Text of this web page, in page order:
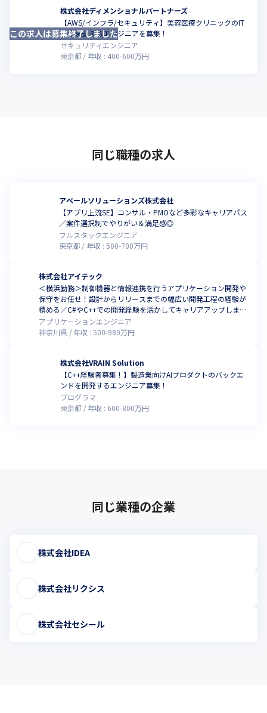
株式会社ディメンショナルパートナーズ
【AWS/インフラ/セキュリティ】美容医療クリニックのIT
基盤を支えるエンジニアを募集！
セキュリティエンジニア
東京都
年収 : 400-600万円
この求人は募集終了しました
同じ職種の求人
アベールソリューションズ株式会社
【アプリ上流SE】コンサル・PMOなど多彩なキャリアパス
／案件選択制でやりがい＆満足感◎
フルスタックエンジニア
東京都
年収 : 500-700万円
株式会社アイテック
＜横浜勤務＞制御機器と情報連携を行うアプリケーション開発や
保守をお任せ！設計からリリースまでの幅広い開発工程の経験が
積める／C#やC++での開発経験を活かしてキャリアアップしませ
んか
アプリケーションエンジニア
神奈川県
年収 : 500-980万円
株式会社VRAIN Solution
【C++経験者募集！】製造業向けAIプロダクトのバックエ
ンドを開発するエンジニア募集！
プログラマ
東京都
年収 : 600-800万円
同じ業種の企業
株式会社IDEA
株式会社リクシス
株式会社セシール